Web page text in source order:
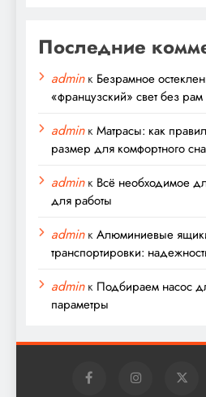
Последние
adminк Безрамное
«французский» свет без рам
adminкМатрасы: как
размер для комфортного сна
adminк Всё необходимое
для работы
adminкАлюминиевые
транспортировки:
adminк Подбираем насос
параметры